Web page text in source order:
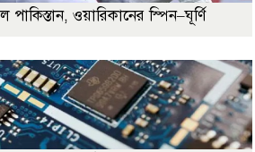
ওয়ারিকানের স্পিন–ঘূর্ণি